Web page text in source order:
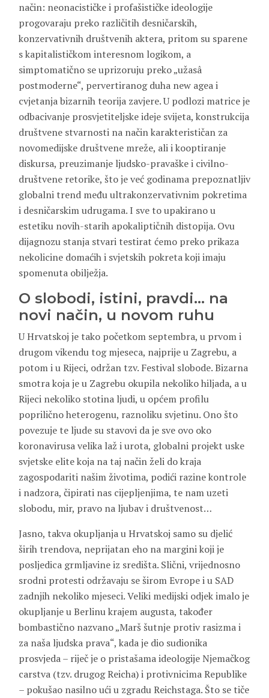
način: neonacističke i profašističke ideologije
progovaraju preko različitih desničarskih,
konzervativnih društvenih aktera, pritom su sparene
s kapitalističkom interesnom logikom, a
simptomatično se uprizoruju preko „užasâ
postmoderne“, pervertiranog duha new agea i
cvjetanja bizarnih teorija zavjere. U podlozi matrice je
odbacivanje prosvjetiteljske ideje svijeta, konstrukcija
društvene stvarnosti na način karakterističan za
novomedijske društvene mreže, ali i kooptiranje
diskursa, preuzimanje ljudsko-pravaške i civilno-
društvene retorike, što je već godinama prepoznatljiv
globalni trend među ultrakonzervativnim pokretima
i desničarskim udrugama. I sve to upakirano u
estetiku novih-starih apokaliptičnih distopija. Ovu
dijagnozu stanja stvari testirat ćemo preko prikaza
nekolicine domaćih i svjetskih pokreta koji imaju
spomenuta obilježja.
O slobodi, istini, pravdi… na
novi način, u novom ruhu
U Hrvatskoj je tako početkom septembra, u prvom i
drugom vikendu tog mjeseca, najprije u Zagrebu, a
potom i u Rijeci, održan tzv. Festival slobode. Bizarna
smotra koja je u Zagrebu okupila nekoliko hiljada, a u
Rijeci nekoliko stotina ljudi, u općem profilu
poprilično heterogenu, raznoliku svjetinu. Ono što
povezuje te ljude su stavovi da je sve ovo oko
koronavirusa velika laž i urota, globalni projekt uske
svjetske elite koja na taj način želi do kraja
zagospodariti našim životima, podići razine kontrole
i nadzora, čipirati nas cijepljenjima, te nam uzeti
slobodu, mir, pravo na ljubav i društvenost…
Jasno, takva okupljanja u Hrvatskoj samo su djelić
širih trendova, neprijatan eho na margini koji je
posljedica grmljavine iz središta. Slični, vrijednosno
srodni protesti održavaju se širom Evrope i u SAD
zadnjih nekoliko mjeseci. Veliki medijski odjek imalo je
okupljanje u Berlinu krajem augusta, također
bombastično nazvano „Marš šutnje protiv rasizma i
za naša ljudska prava“, kada je dio sudionika
prosvjeda – riječ je o pristašama ideologije Njemačkog
carstva (tzv. drugog Reicha) i protivnicima Republike
– pokušao nasilno ući u zgradu Reichstaga. Što se tiče